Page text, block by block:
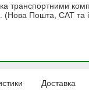
транспортними
(Нова Пошта, САТ та
Доставка